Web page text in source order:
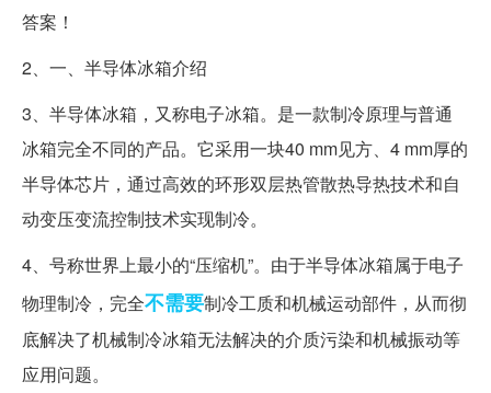
答案！
2、一、半导体冰箱介绍
3、半导体冰箱，又称电子冰箱。是一款制冷原理与普通
冰箱完全不同的产品。它采用一块40 mm见方、4 mm厚的
半导体芯片，通过高效的环形双层热管散热导热技术和自
动变压变流控制技术实现制冷。
4、号称世界上最小的“压缩机”。由于半导体冰箱属于电子
物理制冷，完全不需要制冷工质和机械运动部件，从而彻
底解决了机械制冷冰箱无法解决的介质污染和机械振动等
应用问题。